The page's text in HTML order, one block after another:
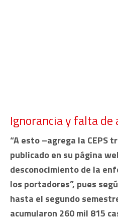
Ignorancia y falta de
“A esto –agrega la CEPS
publicado en su página
desconocimiento de la
los portadores”, pues
hasta el segundo
acumularon 260 mil 815